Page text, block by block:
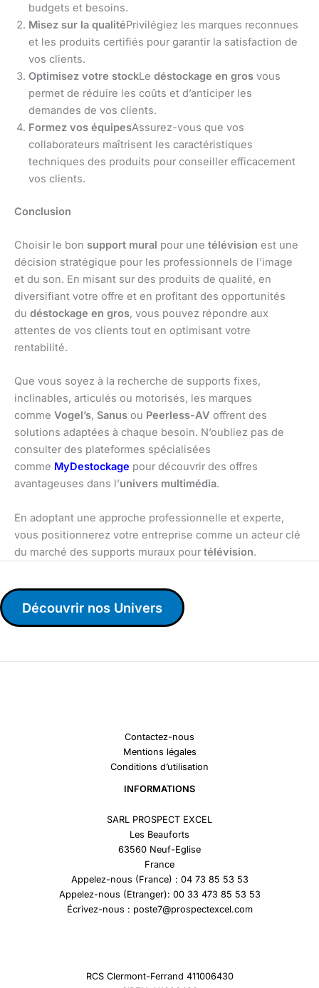
budgets et besoins.
Misez sur la qualitéPrivilégiez les marques reconnues
et les produits certifiés pour garantir la satisfaction de
vos clients.
Optimisez votre stockLe déstockage en gros vous
permet de réduire les coûts et d’anticiper les
demandes de vos clients.
Formez vos équipesAssurez-vous que vos
collaborateurs maîtrisent les caractéristiques
techniques des produits pour conseiller efficacement
vos clients.
Conclusion
Choisir le bon support mural pour une télévision est une
décision stratégique pour les professionnels de l’image
et du son. En misant sur des produits de qualité, en
diversifiant votre offre et en profitant des opportunités
du déstockage en gros, vous pouvez répondre aux
attentes de vos clients tout en optimisant votre
rentabilité.
Que vous soyez à la recherche de supports fixes,
inclinables, articulés ou motorisés, les marques
comme Vogel’s, Sanus ou Peerless-AV offrent des
solutions adaptées à chaque besoin. N’oubliez pas de
consulter des plateformes spécialisées
comme MyDestockage pour découvrir des offres
avantageuses dans l’univers multimédia.
En adoptant une approche professionnelle et experte,
vous positionnerez votre entreprise comme un acteur clé
du marché des supports muraux pour télévision.
Découvrir nos Univers
Contactez-nous
Mentions légales
Conditions d’utilisation
INFORMATIONS
SARL PROSPECT EXCEL
Les Beauforts
63560 Neuf-Eglise
France
Appelez-nous (France) : 04 73 85 53 53
Appelez-nous (Etranger): 00 33 473 85 53 53
Écrivez-nous : poste7@prospectexcel.com
RCS Clermont-Ferrand 411006430